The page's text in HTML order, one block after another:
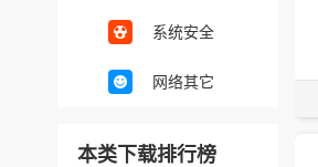
系统安全
网络其它
本类下载排行榜